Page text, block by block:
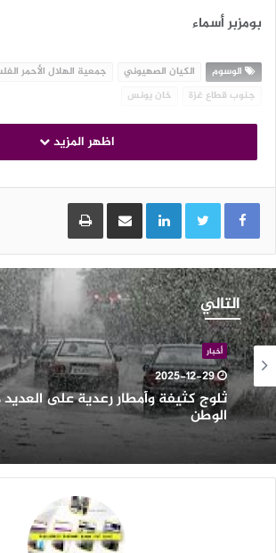
بومزبر أسماء
الوسوم الكيان الصهيوني
جمعية الهلال الأحمر
جنوب قطاع غزة
خان يونس
اظهر المزيد
LinkedInمشاركة عبر البريد طباعة
التالي
ثلوج
كثيفة
وأمطار
رعدية
على
العديد
من
ولايات
الوطن
أخبار
2025-12-29
ثلوج كثيفة وأمطار رعدية على العديد
الوطن